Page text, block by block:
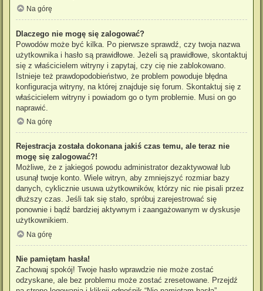
Na górę
Dlaczego nie mogę się zalogować?
Powodów może być kilka. Po pierwsze sprawdź, czy twoja nazwa
użytkownika i hasło są prawidłowe. Jeżeli są prawidłowe, skontaktuj
się z właścicielem witryny i zapytaj, czy cię nie zablokowano.
Istnieje też prawdopodobieństwo, że problem powoduje błędna
konfiguracja witryny, na której znajduje się forum. Skontaktuj się z
właścicielem witryny i powiadom go o tym problemie. Musi on go
naprawić.
Na górę
Rejestracja została dokonana jakiś czas temu, ale teraz nie
mogę się zalogować?!
Możliwe, że z jakiegoś powodu administrator dezaktywował lub
usunął twoje konto. Wiele witryn, aby zmniejszyć rozmiar bazy
danych, cyklicznie usuwa użytkowników, którzy nic nie pisali przez
dłuższy czas. Jeśli tak się stało, spróbuj zarejestrować się
ponownie i bądź bardziej aktywnym i zaangażowanym w dyskusje
użytkownikiem.
Na górę
Nie pamiętam hasła!
Zachowaj spokój! Twoje hasło wprawdzie nie może zostać
odzyskane, ale bez problemu może zostać zresetowane. Przejdź